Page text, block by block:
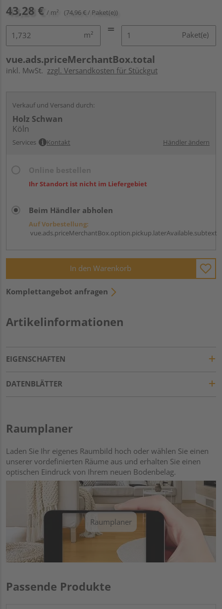
43,28 € / m² (74,96 € / Paket(e))
m² Paket(e)
vue.ads.priceMerchantBox.total
inkl. MwSt. zzgl. Versandkosten für Stückgut
Verkauf und Versand durch:
Holz Schwan
Köln
Services Kontakt Händler ändern
Ihr Standort ist nicht im Liefergebiet
Beim Händler abholen
Auf Vorbestellung:
vue.ads.priceMerchantBox.option.pickup.laterAvailable.subtext
In den Warenkorb
Komplettangebot anfragen
Artikelinformationen
EIGENSCHAFTEN
DATENBLÄTTER
Raumplaner
Laden Sie Ihr eigenes Raumbild hoch oder wählen Sie einen
unserer vordefinierten Räume aus und erhalten Sie einen
optischen Eindruck von Ihrem neuen Bodenbelag.
Raumplaner
Passende Produkte